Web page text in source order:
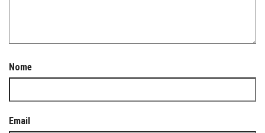
Nome
Email